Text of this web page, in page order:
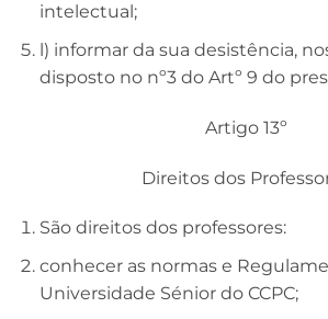
intelectual;
l) informar da sua desistência,
disposto no nº3 do Artº 9 do
Artigo 13º
Direitos dos
São direitos dos professores:
conhecer as normas e
Universidade Sénior do CCPC;